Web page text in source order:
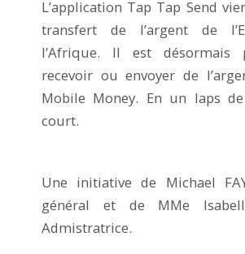
L’application Tap Tap Send
transfert de l’argent de
l’Afrique. Il est désormais
recevoir ou envoyer de
Mobile Money. En un laps
court.
Une initiative de Michael
général et de MMe
Admistratrice.